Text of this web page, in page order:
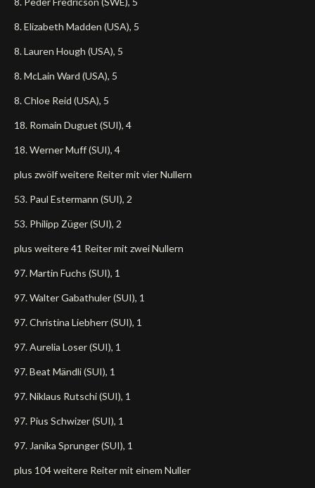
8. Elizabeth Madden (USA), 5
8. Lauren Hough (USA), 5
8. McLain Ward (USA), 5
8. Chloe Reid (USA), 5
18. Romain Duguet (SUI), 4
18. Werner Muff (SUI), 4
plus zwölf weitere Reiter mit vier Nullern
53. Paul Estermann (SUI), 2
53. Philipp Züger (SUI), 2
plus weitere 41 Reiter mit zwei Nullern
97. Martin Fuchs (SUI), 1
97. Walter Gabathuler (SUI), 1
97. Christina Liebherr (SUI), 1
97. Aurelia Loser (SUI), 1
97. Beat Mändli (SUI), 1
97. Niklaus Rutschi (SUI), 1
97. Pius Schwizer (SUI), 1
97. Janika Sprunger (SUI), 1
plus 104 weitere Reiter mit einem Nuller